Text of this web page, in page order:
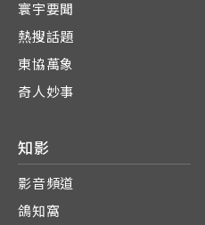
寰宇要聞
熱搜話題
東協萬象
奇人妙事
知影
影音頻道
鴿知窩